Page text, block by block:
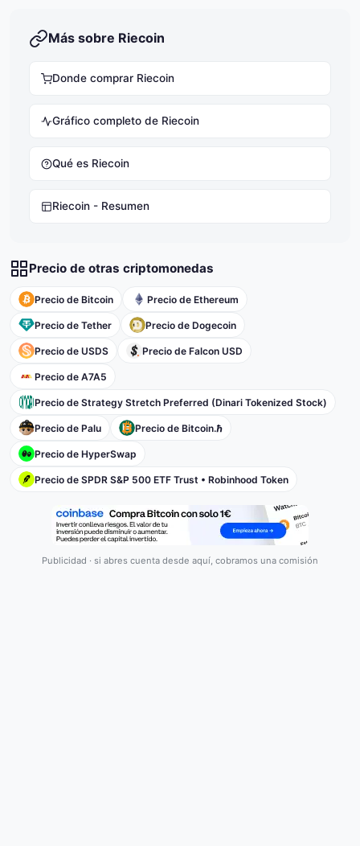
Más sobre Riecoin
Donde comprar Riecoin
Gráfico completo de Riecoin
Qué es Riecoin
Riecoin - Resumen
Precio de otras criptomonedas
Precio de Bitcoin Precio de Ethereum
Precio de Tether Precio de Dogecoin
Precio de USDS Precio de Falcon USD
Precio de A7A5
Precio de Strategy Stretch Preferred (Dinari Tokenized Stock)
Precio de Palu Precio de Bitcoin.ℏ
Precio de HyperSwap
Precio de SPDR S&P 500 ETF Trust • Robinhood Token
Publicidad · si abres cuenta desde aquí, cobramos una comisión